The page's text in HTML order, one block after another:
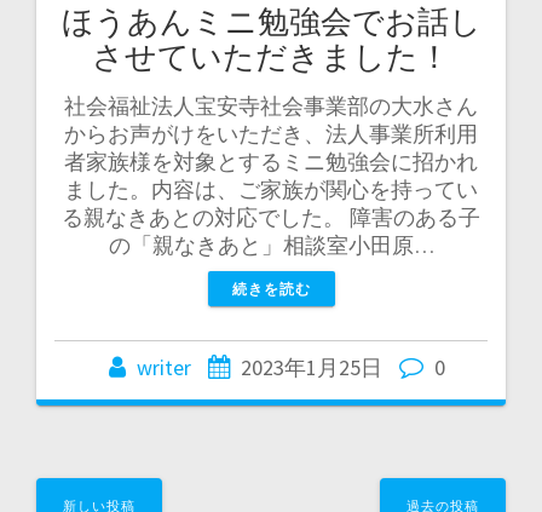
ほうあんミニ勉強会でお話し
させていただきました！
社会福祉法人宝安寺社会事業部の大水さん
からお声がけをいただき、法人事業所利用
者家族様を対象とするミニ勉強会に招かれ
ました。内容は、ご家族が関心を持ってい
る親なきあとの対応でした。 障害のある子
の「親なきあと」相談室小田原…
続きを読む
writer 2023年1月25日 0
投新しい投稿 過去の投稿